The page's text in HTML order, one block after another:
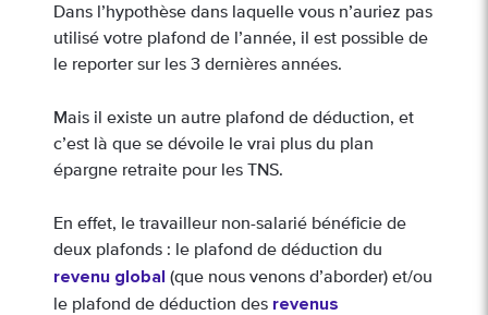
Dans l’hypothèse dans laquelle vous n’auriez pas
utilisé votre plafond de l’année, il est possible de
le reporter sur les 3 dernières années.
Mais il existe un autre plafond de déduction, et
c’est là que se dévoile le vrai plus du plan
épargne retraite pour les TNS.
En effet, le travailleur non-salarié bénéficie de
deux plafonds : le plafond de déduction du
revenu global (que nous venons d’aborder) et/ou
le plafond de déduction des revenus